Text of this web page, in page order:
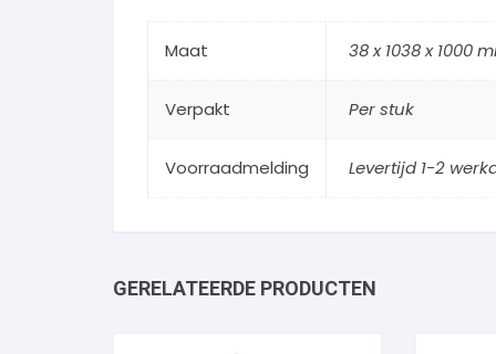
Maat 38 x 1038 x 1000
Verpakt Per stuk
Voorraadmelding Levertijd 1-2
GERELATEERDE PRODUCTEN